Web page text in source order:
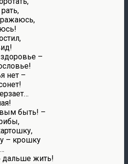
–
нет –
быть! –
– крошку
дальше жить!